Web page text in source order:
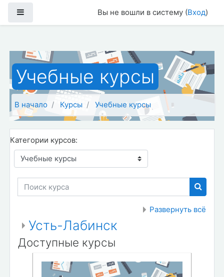
Вы не вошли в систему (Вход)
Учебные курсы
В начало Курсы Учебные курсы
Категории курсов:
Поиск курса
Поиск
Развернуть всё
Усть-Лабинск
Доступные курсы